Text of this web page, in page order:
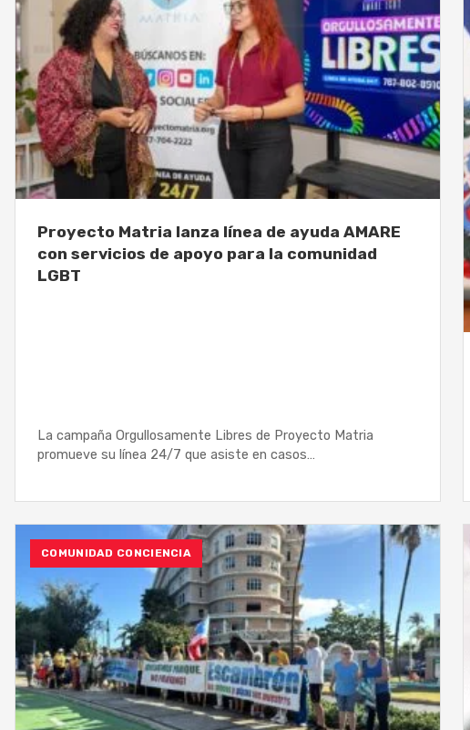
Proyecto Matria lanza línea de ayuda AMARE
con servicios de apoyo para la comunidad
LGBT
La campaña Orgullosamente Libres de Proyecto Matria
promueve su línea 24/7 que asiste en casos…
COMUNIDAD CONCIENCIA